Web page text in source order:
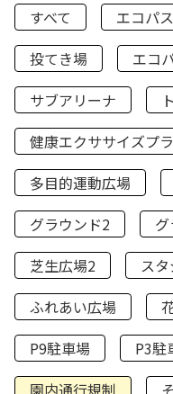
すべて エコパ
投てき場
エコ
サブアリーナ
健康エクササイズプ
多目的運動広場
グラウンド2
芝生広場2
ス
ふれあい広場
P9駐車場
P3駐
園内通行規制